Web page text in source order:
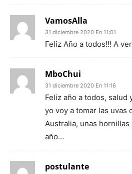
VamosAlla
31 diciembre 2020 En 11:01
Feliz Año a todos!!! A
MboChui
31 diciembre 2020 En 11:16
Feliz año a todos, salud
yo voy a tomar las uvas
Australia, unas
año…
postulante